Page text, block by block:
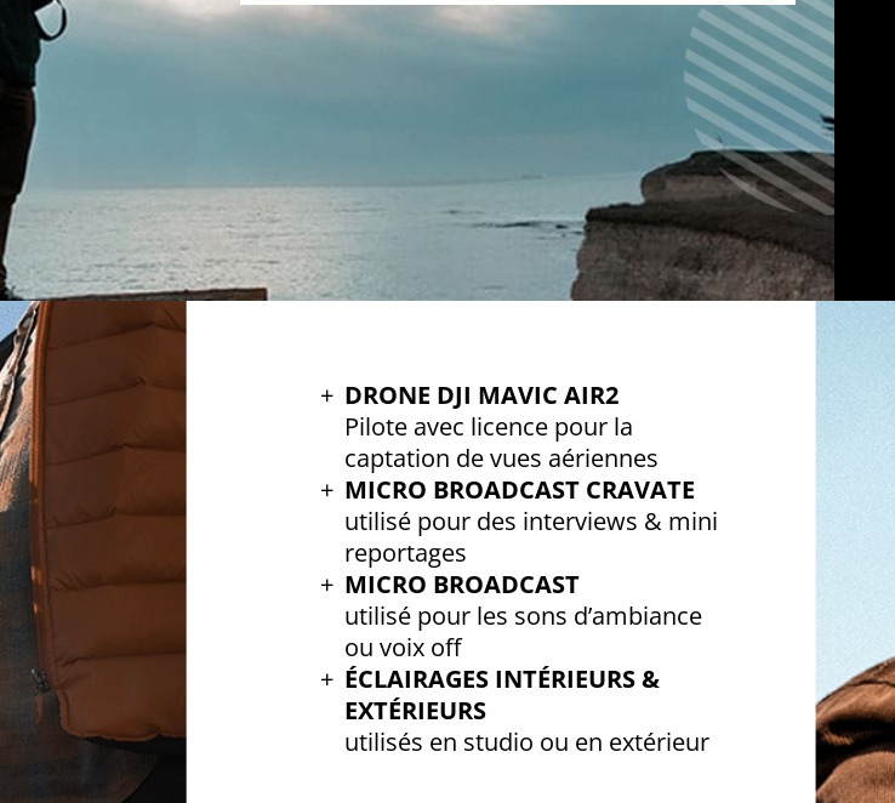
DRONE DJI MAVIC AIR2
Pilote avec licence pour la
captation de vues aériennes
MICRO BROADCAST CRAVATE
utilisé pour des interviews & mini
reportages
MICRO BROADCAST
utilisé pour les sons d’ambiance
ou voix off
ÉCLAIRAGES INTÉRIEURS &
EXTÉRIEURS
utilisés en studio ou en extérieur